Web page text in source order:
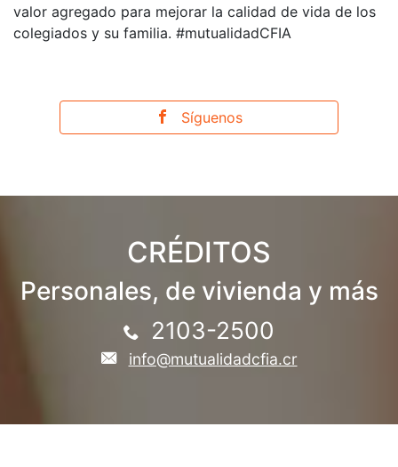
valor agregado para mejorar la calidad de vida de los
colegiados y su familia. #mutualidadCFIA
Síguenos
CRÉDITOS
Personales, de vivienda y más
2103-2500
info@mutualidadcfia.cr